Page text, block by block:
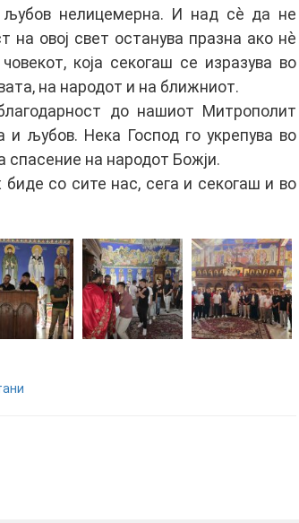
нелицемерна. И над сè да не
на овој свет останува празна ако нè
која секогаш се изразува во
на народот и на ближниот.
до нашиот Митрополит
и љубов. Нека Господ го укрепува во
спасение на народот Божји.
со сите нас, сега и секогаш и во